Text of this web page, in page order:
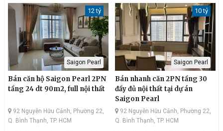
12 tỷ
Saigon Pearl
Bán căn hộ Saigon Pearl 2PN
tầng 24 dt 90m2, full nội thất
92 Nguyễn Hữu Cảnh, Phường 22,
Q. Bình Thạnh, TP. HCM
10 tỷ
Saigon Pearl
Bán nhanh căn 2PN tầng 30
đầy đủ nội thất tại dự án
Saigon Pearl
92 Nguyễn Hữu Cảnh, Phường 22,
Q. Bình Thạnh, TP. HCM